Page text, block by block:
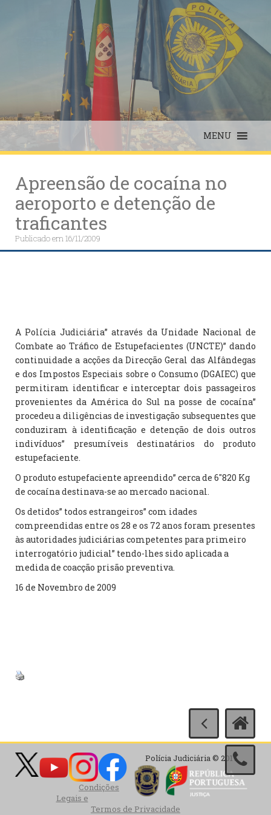
MENU
Apreensão de cocaína no
aeroporto e detenção de
traficantes
Publicado em16/11/2009
A Polícia Judiciária” através da Unidade Nacional de
Combate ao Tráfico de Estupefacientes (UNCTE)” dando
continuidade a acções da Direcção Geral das Alfândegas
e dos Impostos Especiais sobre o Consumo (DGAIEC) que
permitiram identificar e interceptar dois passageiros
provenientes da América do Sul na posse de cocaína”
procedeu a diligências de investigação subsequentes que
conduziram à identificação e detenção de dois outros
indivíduos” presumíveis destinatários do produto
estupefaciente.
O produto estupefaciente apreendido” cerca de 6″820 Kg
de cocaína destinava-se ao mercado nacional.
Os detidos” todos estrangeiros” com idades
compreendidas entre os 28 e os 72 anos foram presentes
às autoridades judiciárias competentes para primeiro
interrogatório judicial” tendo-lhes sido aplicada a
medida de coacção prisão preventiva.
16 de Novembro de 2009
Polícia Judiciária © 2017
Condições
Legais e
Termos de Privacidade